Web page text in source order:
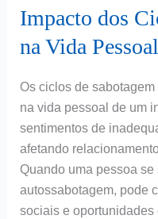
Impacto dos
na Vida Pessoal
Os ciclos de
na vida pessoal de um
sentimentos de
afetando
Quando uma pessoa
autossabotagem, pode
sociais e oportunidades